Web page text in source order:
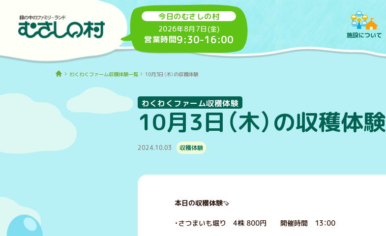
今日のむさしの村
2026年8月7日(金)
営業時間9:30-16:00 施設について
わくわくファーム収穫体験一覧 10月3日（木）の収穫体験
10月3日（木）の収穫体験
わくわくファーム収穫体験
2024.10.03 収穫体験
本日の収穫体験🍠
・さつまいも堀り 4株 800円 開催時間 13：00